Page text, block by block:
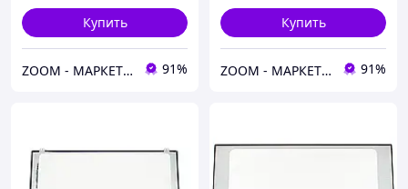
Купить
ZOOM - МАРКЕТ ЦИФРОВОЙ ТЕХНИКИ 91%
Купить
ZOOM - МАРКЕТ ЦИФРОВОЙ ТЕХНИКИ 91%